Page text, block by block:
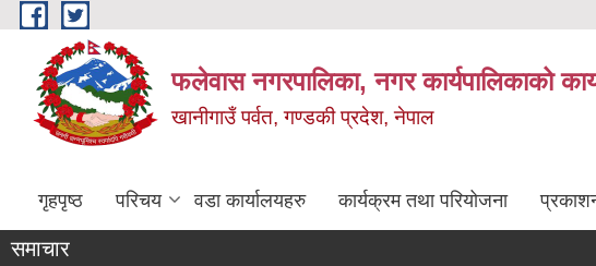
Skip to main content
फलेवास नगरपालिका, नगर कार्यपालिकाको
खानीगाउँ पर्वत, गण्डकी प्रदेश, नेपाल
गृहपृष्ठ परिचय वडा कार्यालयहरु कार्यक्रम तथा परियोजना
समाचार